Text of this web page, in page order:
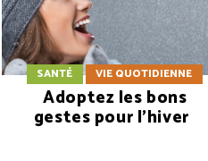
SANTÉ VIE QUOTIDIENNE
Adoptez les bons
gestes pour l’hiver